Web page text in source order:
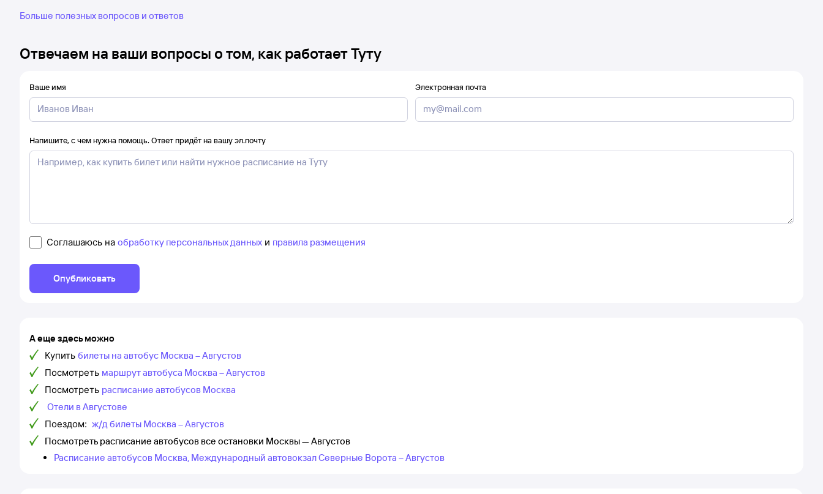
Больше полезных вопросов и ответов
Отвечаем на ваши вопросы о том, как работает Туту
Ваше имя Электронная почта
Напишите, с чем нужна помощь. Ответ придёт на вашу эл.почту
Соглашаюсь на обработку персональных данных и правила размещения
Опубликовать
А еще здесь можно
Купить билеты на автобус Москва – Августов
Посмотреть маршрут автобуса Москва – Августов
Посмотреть расписание автобусов Москва
Отели в Августове
Поездом: ж/д билеты Москва – Августов
Посмотреть расписание автобусов все остановки Москвы — Августов
Расписание автобусов Москва, Международный автовокзал Северные Ворота – Августов